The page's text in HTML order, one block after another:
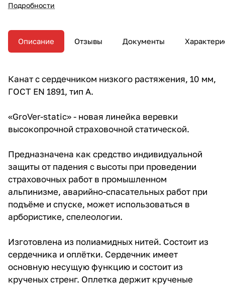
Подробности
Описание Отзывы Документы
Канат с сердечником низкого растяжения, 10 мм,
ГОСТ EN 1891, тип А.
«GroVer-static» - новая линейка веревки
высокопрочной страховочной статической.
Предназначена как средство индивидуальной
защиты от падения с высоты при проведении
страховочных работ в промышленном
альпинизме, аварийно-спасательных работ при
подъёме и спуске, может использоваться в
арбористике, спелеологии.
Изготовлена из полиамидных нитей. Состоит из
сердечника и оплётки. Сердечник имеет
основную несущую функцию и состоит из
крученых стренг. Оплетка держит крученые